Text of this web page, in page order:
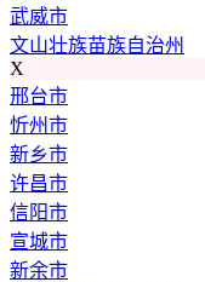
武威市
文山壮族苗族自治州
X
邢台市
忻州市
新乡市
许昌市
信阳市
宣城市
新余市